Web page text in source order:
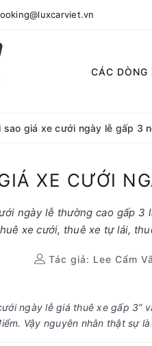
CÁC DÒNG
sao giá xe cưới ngày lễ gấp 3
XE CƯỚI
ngày lễ thường cao gấp
xe cưới, thuê xe tự lái,
Tác giả: Lee Cẩm
ngày lễ giá thuê xe gấp
Vậy nguyên nhân thật sự là